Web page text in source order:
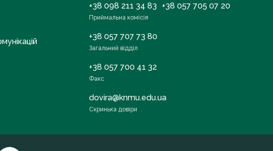
+38 098 211 34 83 +38 057 705 07 20
Приймальна комісія
+38 057 707 73 80
Загальний відділ
+38 057 700 41 32
Факс
dovira@knmu.edu.ua
Скринька довіри